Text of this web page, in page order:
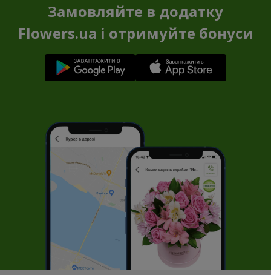
Замовляйте в додатку
Flowers.ua і отримуйте бонуси